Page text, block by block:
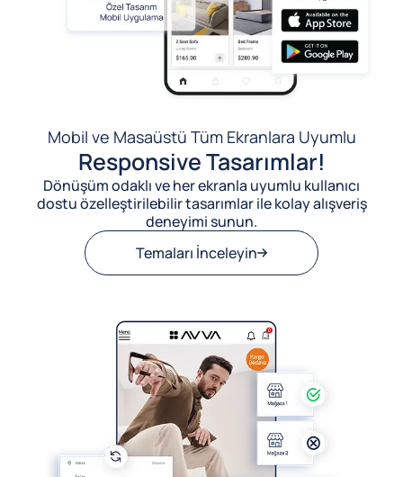
Mobil ve Masaüstü Tüm Ekranlara Uyumlu
Responsive Tasarımlar!
Dönüşüm odaklı ve her ekranla uyumlu kullanıcı
dostu özelleştirilebilir tasarımlar ile kolay alışveriş
deneyimi sunun.
Temaları İnceleyin